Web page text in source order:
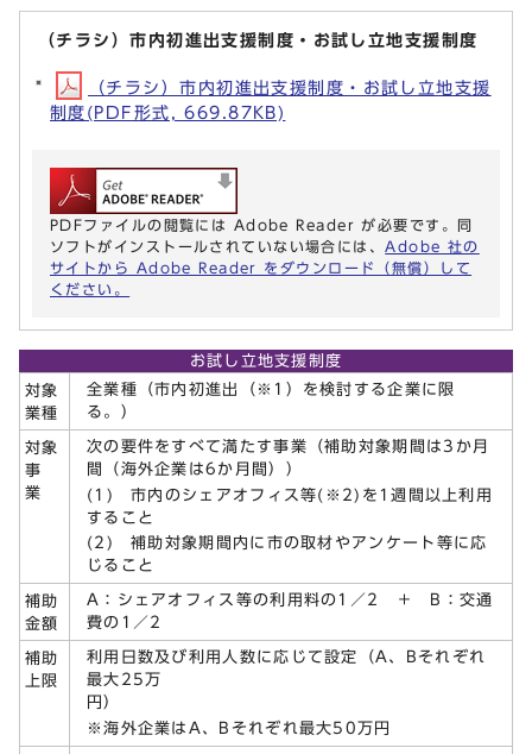
（チラシ）市内初進出支援制度・お試し立地支援制度
（チラシ）市内初進出支援制度・お試し立地支援
制度(PDF形式, 669.87KB)
PDFファイルの閲覧には Adobe Reader が必要です。同
ソフトがインストールされていない場合には、 Adobe 社の
サイトから Adobe Reader をダウンロード（無償）して
ください。
お試し立地支援制度
対象
業種
全業種（市内初進出（※1）を検討する企業に限
る。）
対象
事
業
次の要件をすべて満たす事業（補助対象期間は3か月
間（海外企業は6か月間））
(1) 市内のシェアオフィス等(※2)を1週間以上利用
すること
(2) 補助対象期間内に市の取材やアンケート等に応
じること
補助
金額
A：シェアオフィス等の利用料の1／2 ＋ B：交通
費の1／2
補助
上限
利用日数及び利用人数に応じて設定（A、Bそれぞれ
最大25万
円）
※海外企業はA、Bそれぞれ最大50万円